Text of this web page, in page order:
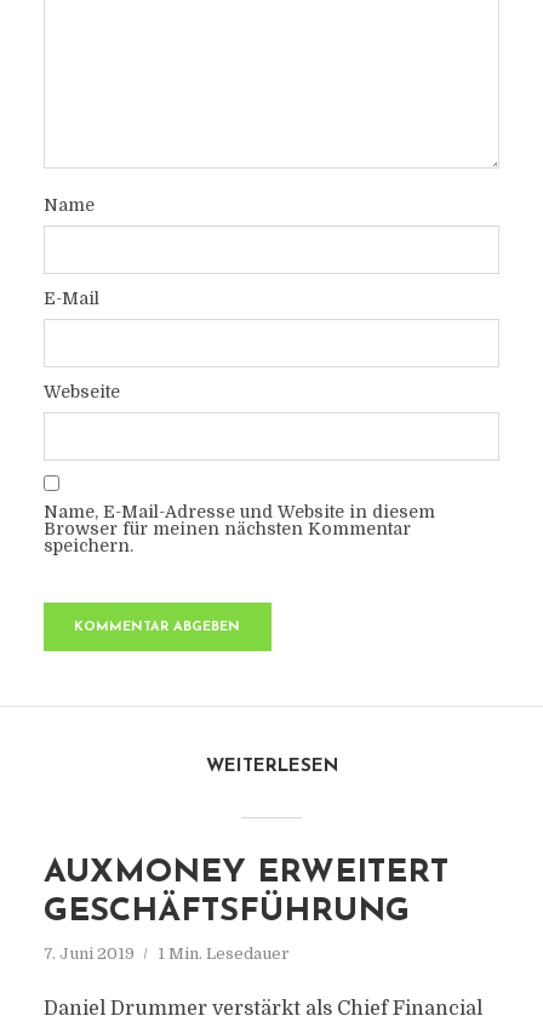
Name
E-Mail
Webseite
Name, E-Mail-Adresse und Website in diesem
Browser für meinen nächsten Kommentar
speichern.
WEITERLESEN
AUXMONEY ERWEITERT
GESCHÄFTSFÜHRUNG
7. Juni 2019 1 Min. Lesedauer
Daniel Drummer verstärkt als Chief Financial